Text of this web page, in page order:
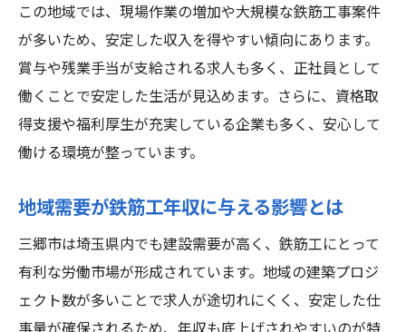
鉄筋工年収に直結するおすすめ資格とは
資格が鉄筋工年収とキャリアに与える力
鉄筋工年収アップに必要なスキルを解説
現場で評価される資格と鉄筋工年収の関係
一人親方で独立した場合の収入展望
独立後の鉄筋工年収安定化の課題と対策
鉄筋工年収と一人親方の働き方の違い
収入変動リスクと鉄筋工年収の実情
鉄筋工年収アップを狙う独立のポイント
この地域では、現場作業の増加や大規模な鉄筋工事案件
が多いため、安定した収入を得やすい傾向にあります。
賞与や残業手当が支給される求人も多く、正社員として
働くことで安定した生活が見込めます。さらに、資格取
得支援や福利厚生が充実している企業も多く、安心して
働ける環境が整っています。
地域需要が鉄筋工年収に与える影響とは
三郷市は埼玉県内でも建設需要が高く、鉄筋工にとって
有利な労働市場が形成されています。地域の建築プロジ
ェクト数が多いことで求人が途切れにくく、安定した仕